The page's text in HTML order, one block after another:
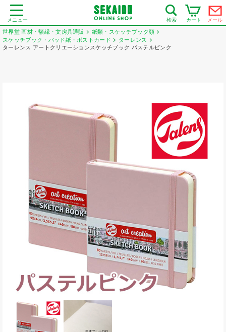
メニュー 検索 カート メール
世界堂 画材・額縁・文房具通販
紙類・スケッチブック類
スケッチブック・パッド紙・ポストカード
ターレンス
ターレンス アートクリエーションスケッチブック パステルピンク